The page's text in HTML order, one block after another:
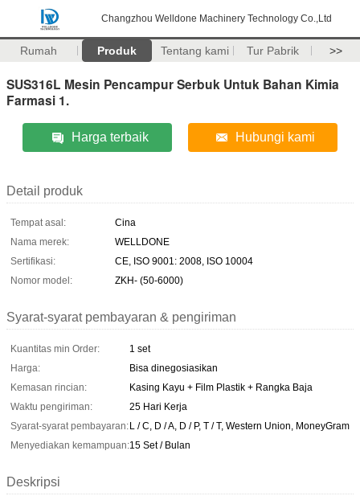
Changzhou Welldone Machinery Technology Co.,Ltd
Rumah Produk Tentang kami Tur Pabrik >>
SUS316L Mesin Pencampur Serbuk Untuk Bahan Kimia
Farmasi 1.
Harga terbaik Hubungi kami
Detail produk
Tempat asal:
Cina
Nama merek:
WELLDONE
Sertifikasi:
CE, ISO 9001: 2008, ISO 10004
Nomor model:
ZKH- (50-6000)
Syarat-syarat pembayaran & pengiriman
Kuantitas min Order:
1 set
Harga:
Bisa dinegosiasikan
Kemasan rincian:
Kasing Kayu + Film Plastik + Rangka Baja
Waktu pengiriman:
25 Hari Kerja
Syarat-syarat pembayaran:L / C, D / A, D / P, T / T, Western Union, MoneyGram
Menyediakan kemampuan:15 Set / Bulan
Deskripsi